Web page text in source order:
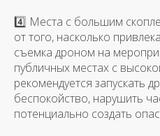
4️⃣ Места с большим
от того, насколько
съемка дроном на
публичных местах с
рекомендуется запускать
беспокойство, нарушить
потенциально создать